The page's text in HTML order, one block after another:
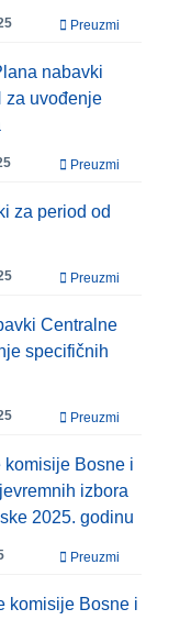
Preuzmi
nabavki
za uvođenje
Preuzmi
za period od
Preuzmi
Centralne
specifičnih
Preuzmi
komisije Bosne i
izbora
2025. godinu
Preuzmi
komisije Bosne i